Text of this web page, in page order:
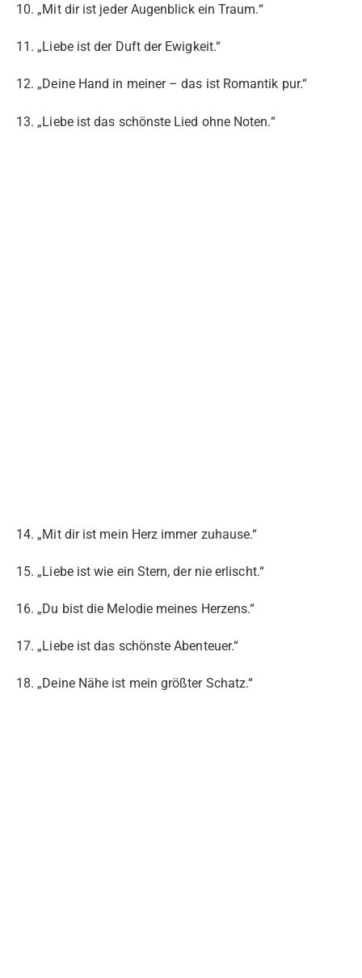
10. „Mit dir ist jeder Augenblick ein Traum.“
11. „Liebe ist der Duft der Ewigkeit.“
12. „Deine Hand in meiner – das ist Romantik pur.“
13. „Liebe ist das schönste Lied ohne Noten.“
14. „Mit dir ist mein Herz immer zuhause.“
15. „Liebe ist wie ein Stern, der nie erlischt.“
16. „Du bist die Melodie meines Herzens.“
17. „Liebe ist das schönste Abenteuer.“
18. „Deine Nähe ist mein größter Schatz.“